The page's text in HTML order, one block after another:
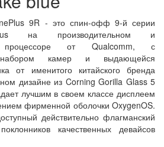
9R - это спин-офф 9-й серии
на производительном и
процессоре от Qualcomm, с
набором камер и выдающейся
от именитого китайского бренда
дизайне из Corning Gorilla Glass 5
лучшим в своем классе дисплеем
фирменной оболочки OxygenOS.
действительно флагманский
качественных девайсов